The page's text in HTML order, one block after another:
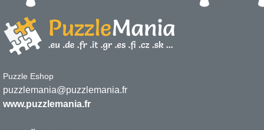
Puzzle Eshop
puzzlemania@puzzlemania.fr
www.puzzlemania.fr